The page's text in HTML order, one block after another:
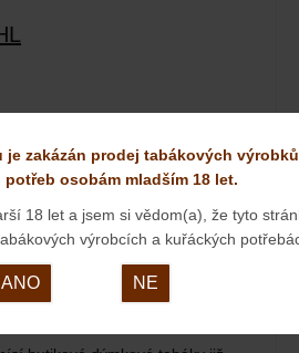
je zakázán prodej tabákových
potřeb osobám mladším 18 let.
18 let a jsem si vědom(a), že tyto
výrobcích a kuřáckých
ANO NE